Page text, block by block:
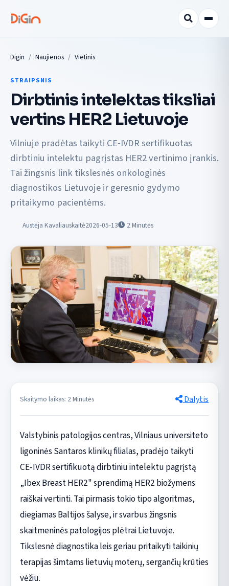
Digin Naujienos Vietinis
STRAIPSNIS
Dirbtinis intelektas tiksliai
vertins HER2 Lietuvoje
Vilniuje pradėtas taikyti CE‑IVDR sertifikuotas
dirbtiniu intelektu pagrįstas HER2 vertinimo įrankis.
Tai žingsnis link tikslesnės onkologinės
diagnostikos Lietuvoje ir geresnio gydymo
pritaikymo pacientėms.
Austėja Kavaliauskaitė2026-05-13 2Minutės
Skaitymo laikas: 2 Minutės Dalytis
Valstybinis patologijos centras, Vilniaus universiteto
ligoninės Santaros klinikų filialas, pradėjo taikyti
CE‑IVDR sertifikuotą dirbtiniu intelektu pagrįstą
„Ibex Breast HER2" sprendimą HER2 biožymens
raiškai vertinti. Tai pirmasis tokio tipo algoritmas,
diegiamas Baltijos šalyse, ir svarbus žingsnis
skaitmeninės patologijos plėtrai Lietuvoje.
Tikslesnė diagnostika leis geriau pritaikyti taikinių
terapijas šimtams lietuvių moterų, sergančių krūties
vėžiu.